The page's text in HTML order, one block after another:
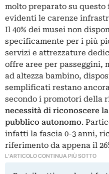
molto preparato su
evidenti le carenze
Il 40% dei musei non
specificamente per i più
servizi e attrezzature
offre aree per passeggini,
ad altezza bambino,
semplificati restano
secondo i promotori della
necessità di riconoscere
pubblico autonomo.
infatti la fascia 0-3 anni,
riferimento da appena il
L'ARTICOLO CONTINUA PIÙ SOTTO